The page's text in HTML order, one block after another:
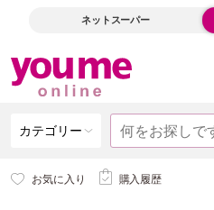
ネットスーパー
カテゴリー
お気に入り 購入履歴